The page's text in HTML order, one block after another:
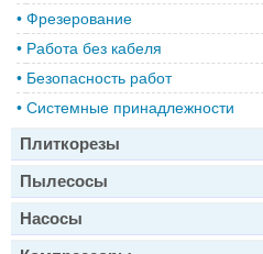
• Фрезерование
• Работа без кабеля
• Безопасность работ
• Системные принадлежности
Плиткорезы
Пылесосы
Насосы